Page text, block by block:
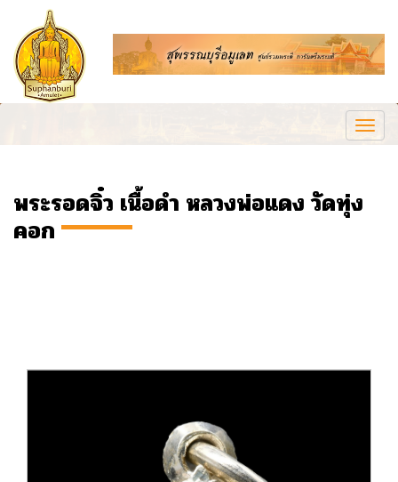
พระรอดจิ๋ว เนื้อดำ หลวงพ่อแดง วัดทุ่ง
คอก